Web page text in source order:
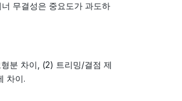
무결성은 중요도가 과도하
분 차이, (2) 트리밍/결점 제
차이.